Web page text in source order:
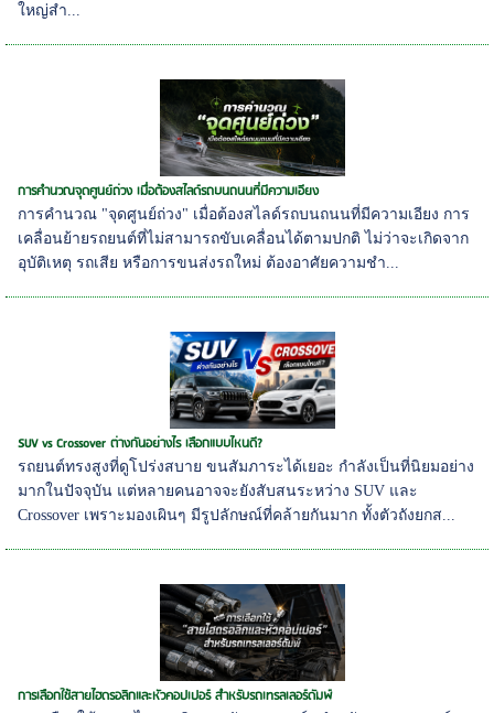
ใหญ่สำ...
การคำนวณจุดศูนย์ถ่วง เมื่อต้องสไลด์รถบนถนนที่มีความเอียง
การคำนวณ "จุดศูนย์ถ่วง" เมื่อต้องสไลด์รถบนถนนที่มีความเอียง การ
เคลื่อนย้ายรถยนต์ที่ไม่สามารถขับเคลื่อนได้ตามปกติ ไม่ว่าจะเกิดจาก
อุบัติเหตุ รถเสีย หรือการขนส่งรถใหม่ ต้องอาศัยความชำ...
SUV vs Crossover ต่างกันอย่างไร เลือกแบบไหนดี?
รถยนต์ทรงสูงที่ดูโปร่งสบาย ขนสัมภาระได้เยอะ กำลังเป็นที่นิยมอย่าง
มากในปัจจุบัน แต่หลายคนอาจจะยังสับสนระหว่าง SUV และ
Crossover เพราะมองเผินๆ มีรูปลักษณ์ที่คล้ายกันมาก ทั้งตัวถังยกส...
การเลือกใช้สายไฮดรอลิกและหัวคอปเปอร์ สำหรับรถเทรลเลอร์ดัมพ์